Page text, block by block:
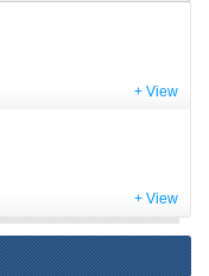
+ View
+ View